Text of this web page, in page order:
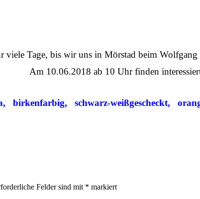
viele Tage, bis wir uns in Mörstad beim
10.06.2018 ab 10 Uhr finden interessierte
birkenfarbig, schwarz-weißgescheckt,
Felder sind mit * markiert